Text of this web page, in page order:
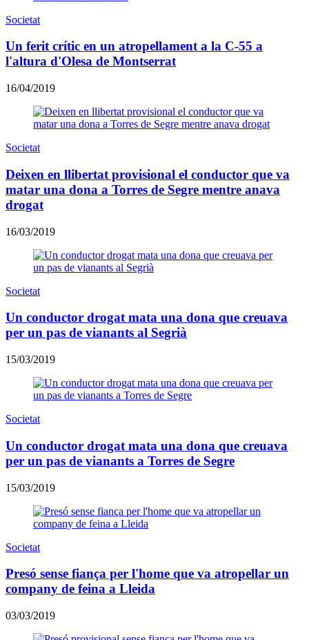
Societat
Un ferit crític en un atropellament a la C-55 a
l'altura d'Olesa de Montserrat
16/04/2019
Societat
Deixen en llibertat provisional el conductor que va
matar una dona a Torres de Segre mentre anava
drogat
16/03/2019
Societat
Un conductor drogat mata una dona que creuava
per un pas de vianants al Segrià
15/03/2019
Societat
Un conductor drogat mata una dona que creuava
per un pas de vianants a Torres de Segre
15/03/2019
Societat
Presó sense fiança per l'home que va atropellar un
company de feina a Lleida
03/03/2019